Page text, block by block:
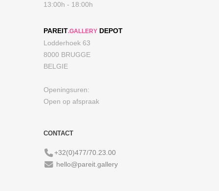
13:00h - 18:00h
PAREIT.GALLERY DEPOT
Lodderhoek 63
8000 BRUGGE
BELGIE
Openingsuren:
Open op afspraak
CONTACT
+32(0)477/70.23.00
hello@pareit.gallery